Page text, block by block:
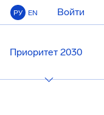
РУ EN Войти
Приоритет 2030